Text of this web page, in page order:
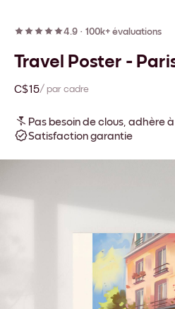
4.9 · 100k+ évaluations
Travel Poster -
C$15/ par cadre
Pas besoin de clous, adhère
Satisfaction garantie